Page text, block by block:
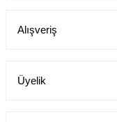
Alışveriş
Üyelik